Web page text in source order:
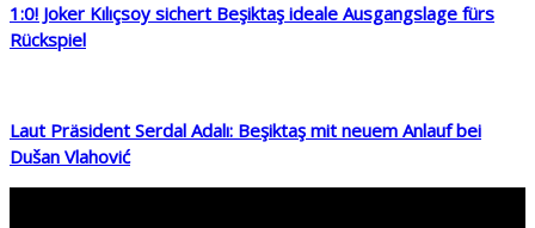
1:0! Joker Kılıçsoy sichert Beşiktaş ideale Ausgangslage fürs
Rückspiel
Laut Präsident Serdal Adalı: Beşiktaş mit neuem Anlauf bei
Dušan Vlahović